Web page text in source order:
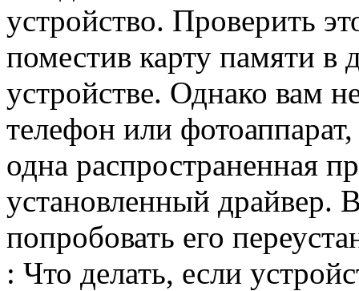
устройство. Проверить
поместив карту памяти в
устройстве. Однако вам
телефон или
одна распространенная
установленный драйвер.
попробовать его
: Что делать, если